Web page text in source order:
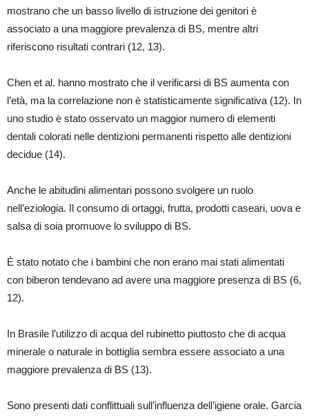
mostrano che un basso livello di istruzione dei genitori è
associato a una maggiore prevalenza di BS, mentre altri
riferiscono risultati contrari (12, 13).
Chen et al. hanno mostrato che il verificarsi di BS aumenta con
l’età, ma la correlazione non è statisticamente significativa (12). In
uno studio è stato osservato un maggior numero di elementi
dentali colorati nelle dentizioni permanenti rispetto alle dentizioni
decidue (14).
Anche le abitudini alimentari possono svolgere un ruolo
nell’eziologia. Il consumo di ortaggi, frutta, prodotti caseari, uova e
salsa di soia promuove lo sviluppo di BS.
È stato notato che i bambini che non erano mai stati alimentati
con biberon tendevano ad avere una maggiore presenza di BS (6,
12).
In Brasile l’utilizzo di acqua del rubinetto piuttosto che di acqua
minerale o naturale in bottiglia sembra essere associato a una
maggiore prevalenza di BS (13).
Sono presenti dati conflittuali sull’influenza dell’igiene orale. Garcia